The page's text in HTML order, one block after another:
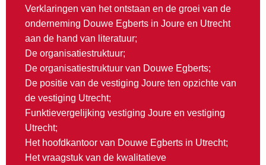
Verklaringen van het ontstaan en de groei van de
onderneming Douwe Egberts in Joure en Utrecht
aan de hand van literatuur;
De organisatiestruktuur;
De organisatiestruktuur van Douwe Egberts;
De positie van de vestiging Joure ten opzichte van
de vestiging Utrecht;
Funktievergelijking vestiging Joure en vestiging
Utrecht;
Het hoofdkantoor van Douwe Egberts in Utrecht;
Het vraagstuk van de kwalitatieve